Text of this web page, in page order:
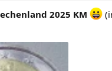
2025 KM